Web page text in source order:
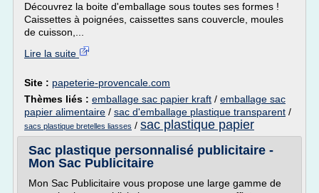
Découvrez la boite d'emballage sous toutes ses formes !
Caissettes à poignées, caissettes sans couvercle, moules
de cuisson,...
Lire la suite
Site : papeterie-provencale.com
Thèmes liés : emballage sac papier kraft / emballage sac
papier alimentaire / sac d'emballage plastique transparent /
sacs plastique bretelles liasses / sac plastique papier
Sac plastique personnalisé publicitaire -
Mon Sac Publicitaire
Mon Sac Publicitaire vous propose une large gamme de